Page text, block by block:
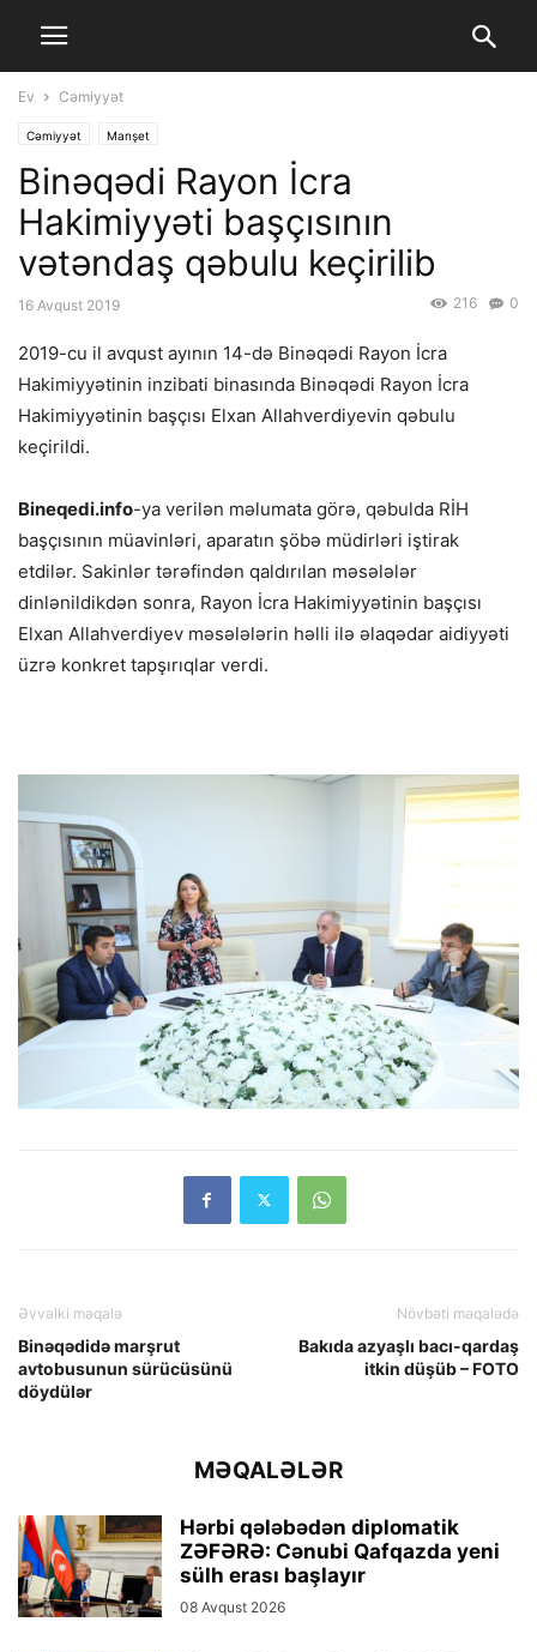
Ev Cəmiyyət
Cəmiyyət Manşet
Binəqədi Rayon İcra
Hakimiyyəti başçısının
vətəndaş qəbulu keçirilib
16 Avqust 2019 0
216
2019-cu il avqust ayının 14-də Binəqədi Rayon İcra
Hakimiyyətinin inzibati binasında Binəqədi Rayon İcra
Hakimiyyətinin başçısı Elxan Allahverdiyevin qəbulu
keçirildi.
Bineqedi.info-ya verilən məlumata görə, qəbulda RİH
başçısının müavinləri, aparatın şöbə müdirləri iştirak
etdilər. Sakinlər tərəfindən qaldırılan məsələlər
dinlənildikdən sonra, Rayon İcra Hakimiyyətinin başçısı
Elxan Allahverdiyev məsələlərin həlli ilə əlaqədar aidiyyəti
üzrə konkret tapşırıqlar verdi.
Əvvəlki məqalə
Binəqədidə marşrut
avtobusunun sürücüsünü
döydülər
Növbəti məqalədə
Bakıda azyaşlı bacı-qardaş
itkin düşüb – FOTO
MƏQALƏLƏR
Hərbi qələbədən diplomatik
ZƏFƏRƏ: Cənubi Qafqazda yeni
sülh erası başlayır
08 Avqust 2026